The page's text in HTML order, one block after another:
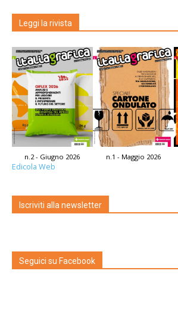
Leggi la rivista
n.2 - Giugno 2026 n.1 - Maggio 2026
Edicola Web
Iscriviti alla newsletter
Seguici su Facebook